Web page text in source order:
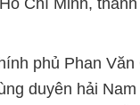
Chí Minh,
phủ Phan Văn
duyên hải Nam